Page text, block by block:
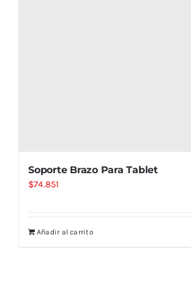
Soporte Brazo Para Tablet
$74.851
Añadir al carrito